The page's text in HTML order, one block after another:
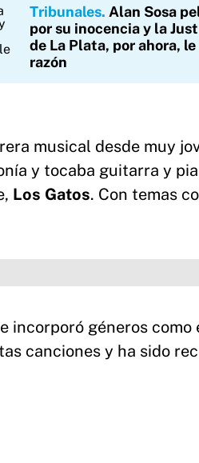
Tribunales Alan Sosa
por su inocencia y la
de La Plata, por ahora,
razón
musical desde muy
y tocaba guitarra y
Los Gatos. Con temas
incorporó géneros como
canciones y ha sido